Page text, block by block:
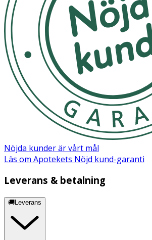
(PARFUM), ISOPROPYL MYRISTATE,
PROPYLENE GLYCOL.
Nöjda kunder är vårt mål
Läs om Apotekets Nöjd kund-garanti
Leverans & betalning
🚚Leverans